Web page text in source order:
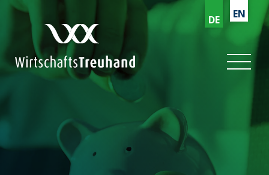
DE EN